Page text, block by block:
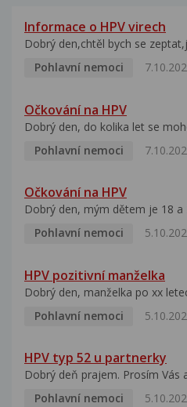
Informace o HPV virech
Dobrý den,chtěl bych se
Pohlavní nemoci
Očkování na HPV
Dobrý den, do kolika let se
Pohlavní nemoci
Očkování na HPV
Dobrý den, mým dětem je 18 a
Pohlavní nemoci
HPV pozitivní manželka
Dobrý den, manželka po xx
Pohlavní nemoci
HPV typ 52 u partnerky
Dobrý deň prajem. Prosím Vás
Pohlavní nemoci